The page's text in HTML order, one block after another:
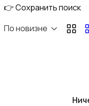
👉 Сохранить поиск
По новизне